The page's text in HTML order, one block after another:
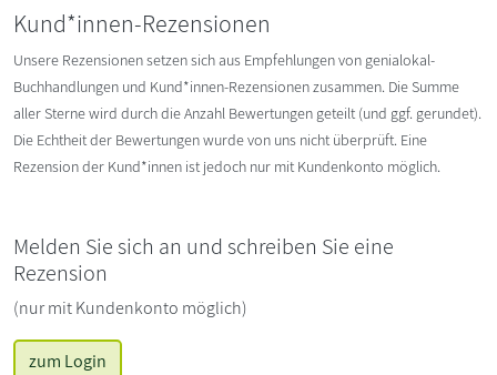
Kund*innen-Rezensionen
Unsere Rezensionen setzen sich aus Empfehlungen von genialokal-
Buchhandlungen und Kund*innen-Rezensionen zusammen. Die Summe
aller Sterne wird durch die Anzahl Bewertungen geteilt (und ggf. gerundet).
Die Echtheit der Bewertungen wurde von uns nicht überprüft. Eine
Rezension der Kund*innen ist jedoch nur mit Kundenkonto möglich.
Melden Sie sich an und schreiben Sie eine
Rezension
(nur mit Kundenkonto möglich)
zum Login